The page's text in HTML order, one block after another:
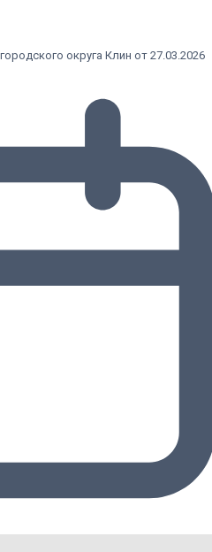
округа Клин от 27.03.2026